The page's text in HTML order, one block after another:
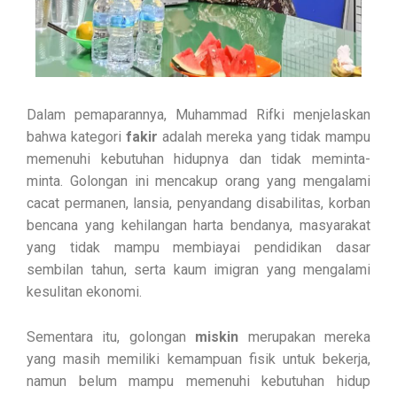
Dalam pemaparannya, Muhammad Rifki menjelaskan
bahwa kategori fakir adalah mereka yang tidak mampu
memenuhi kebutuhan hidupnya dan tidak meminta-
minta. Golongan ini mencakup orang yang mengalami
cacat permanen, lansia, penyandang disabilitas, korban
bencana yang kehilangan harta bendanya, masyarakat
yang tidak mampu membiayai pendidikan dasar
sembilan tahun, serta kaum imigran yang mengalami
kesulitan ekonomi.
Sementara itu, golongan miskin merupakan mereka
yang masih memiliki kemampuan fisik untuk bekerja,
namun belum mampu memenuhi kebutuhan hidup